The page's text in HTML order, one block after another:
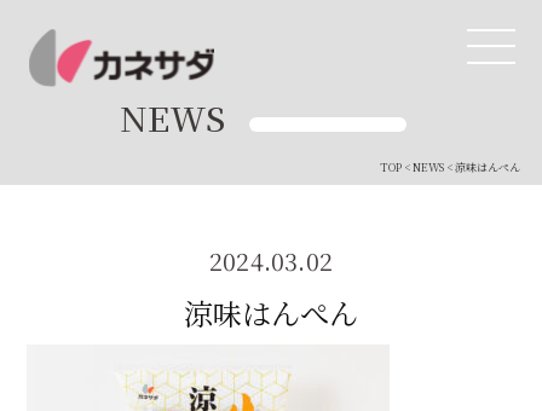
TOP
生産体制
美味しい安心
商品・開発
NEWS
TOP<NEWS< 涼味はんぺん
2024.03.02
涼味はんぺん